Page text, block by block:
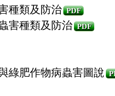
種類及防治 PDF
害種類及防治 PDF
綠肥作物病蟲害圖說